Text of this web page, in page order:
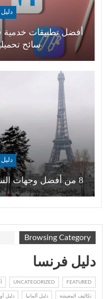
أفضل تطبيقات
سائح
8 من أفضل وجهات السياحة الشتوية في فرنسا
Browsing Category
دليل فرنسا
FEATURED
UNCATEGORIZED
تكاليف المعيشة دليل ألمانيا دليل